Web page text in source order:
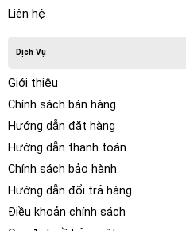
Hiệu suất âm thanh được cải
HELIX DSP ULRA khẳng
mặt chức năng mà còn về
đầu vào tương tự được thiết kế
Liên hệ
Dịch Vụ
Giới thiệu
Chính sách bán hàng
Hướng dẫn đặt hàng
Hướng dẫn thanh toán
Chính sách bảo hành
Hướng dẫn đổi trả hàng
Điều khoản chính sách